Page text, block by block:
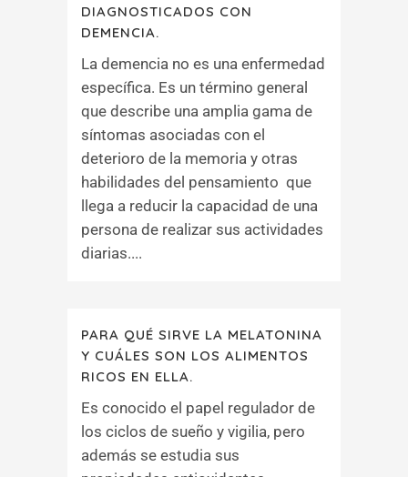
DIAGNOSTICADOS CON
DEMENCIA.
La demencia no es una enfermedad
específica. Es un término general
que describe una amplia gama de
síntomas asociadas con el
deterioro de la memoria y otras
habilidades del pensamiento que
llega a reducir la capacidad de una
persona de realizar sus actividades
diarias....
PARA QUÉ SIRVE LA MELATONINA
Y CUÁLES SON LOS ALIMENTOS
RICOS EN ELLA.
Es conocido el papel regulador de
los ciclos de sueño y vigilia, pero
además se estudia sus